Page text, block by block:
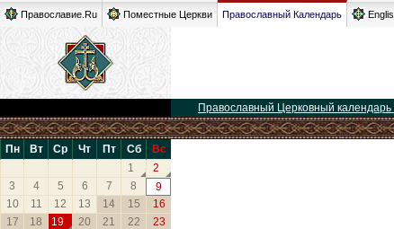
Православие.Ru Поместные Церкви Православный Календарь
Православный Церковный календарь
Пн Вт Ср Чт Пт Сб
Вс
1
2
3
4 5 6 7 8
9
10
11 12 13 14 15
16
17
18 19 20 21 22
23